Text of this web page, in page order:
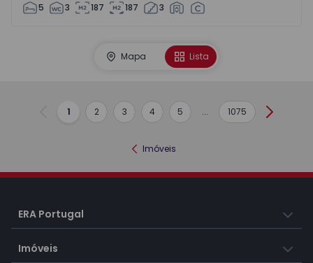
5 3 187 187 3
Mapa Lista
Anterior
1 2 3 4 5 ... 1075
Imóveis
ERA Portugal
Imóveis